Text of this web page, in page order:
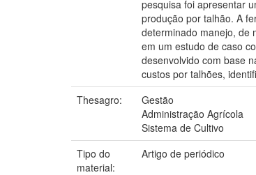
pesquisa foi apresentar
produção por talhão. A
determinado manejo, de
em um estudo de caso
desenvolvido com base
custos por talhões,
Thesagro:
Gestão
Administração Agrícola
Sistema de Cultivo
Tipo do
material:
Artigo de periódico